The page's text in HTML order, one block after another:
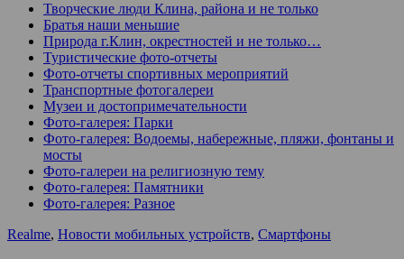
Творческие люди Клина, района и не только
Братья наши меньшие
Природа г.Клин, окрестностей и не только…
Туристические фото-отчеты
Фото-отчеты спортивных мероприятий
Транспортные фотогалереи
Музеи и достопримечательности
Фото-галерея: Парки
Фото-галерея: Водоемы, набережные, пляжи, фонтаны и
мосты
Фото-галереи на религиозную тему
Фото-галерея: Памятники
Фото-галерея: Разное
Realme, Новости мобильных устройств, Смартфоны